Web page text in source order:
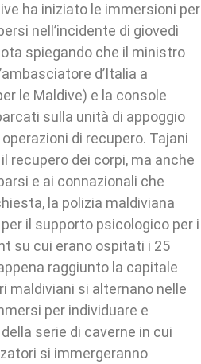
ha iniziato le immersioni per
nell’incidente di giovedì
spiegando che il ministro
d’Italia a
le Maldive) e la console
sulla unità di appoggio
di recupero. Tajani
recupero dei corpi, ma anche
e ai connazionali che
la polizia maldiviana
il supporto psicologico per i
su cui erano ospitati i 25
raggiunto la capitale
maldiviani si alternano nelle
per individuare e
serie di caverne in cui
si immergeranno